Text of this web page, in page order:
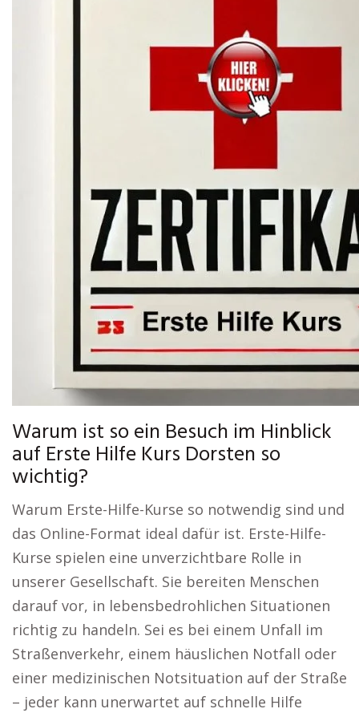
Warum ist so ein Besuch im Hinblick
auf Erste Hilfe Kurs Dorsten so
wichtig?
Warum Erste-Hilfe-Kurse so notwendig sind und
das Online-Format ideal dafür ist. Erste-Hilfe-
Kurse spielen eine unverzichtbare Rolle in
unserer Gesellschaft. Sie bereiten Menschen
darauf vor, in lebensbedrohlichen Situationen
richtig zu handeln. Sei es bei einem Unfall im
Straßenverkehr, einem häuslichen Notfall oder
einer medizinischen Notsituation auf der Straße
– jeder kann unerwartet auf schnelle Hilfe